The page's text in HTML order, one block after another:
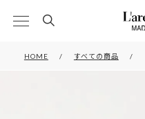
HOME すべての商品